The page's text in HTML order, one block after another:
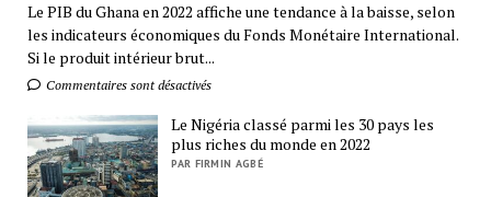
Le PIB du Ghana en 2022 affiche une tendance à la baisse, selon
les indicateurs économiques du Fonds Monétaire International.
Si le produit intérieur brut...
Commentaires sont désactivés
Le Nigéria classé parmi les 30 pays les
plus riches du monde en 2022
PAR FIRMIN AGBÉ